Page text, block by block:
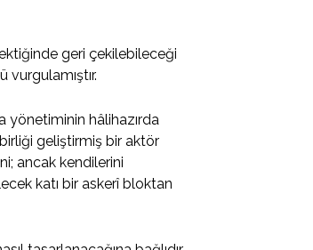
geri çekilebileceği
yönetiminin hâlihazırda
geliştirmiş bir aktör
ancak kendilerini
katı bir askerî bloktan